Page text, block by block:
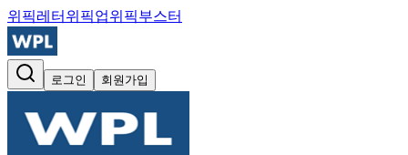
위픽레터 위픽업위픽부스터
로그인 회원가입